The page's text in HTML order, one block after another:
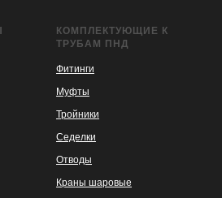
KASPI
SATU
WILDBERRIES
КОМПЛЕКТУЮЩИЕ К
ТРУБАМ ПНД
Фитинги
Муфты
Тройники
Седелки
Отводы
Краны шаровые